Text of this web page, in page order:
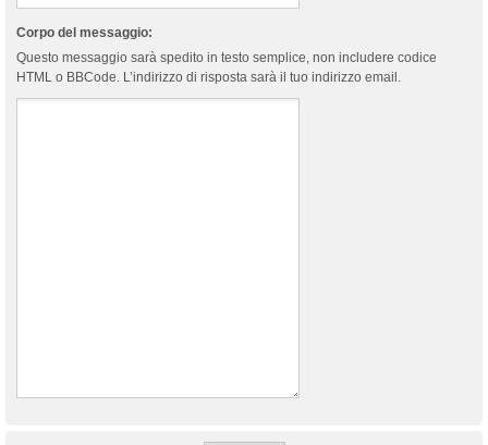
Corpo del messaggio:
Questo messaggio sarà spedito in testo semplice, non includere codice
HTML o BBCode. L’indirizzo di risposta sarà il tuo indirizzo email.